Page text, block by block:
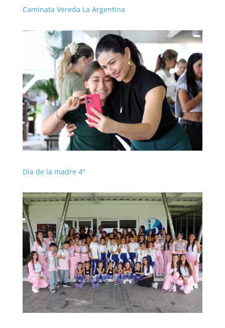
Caminata Vereda La Argentina
Día de la madre 4°